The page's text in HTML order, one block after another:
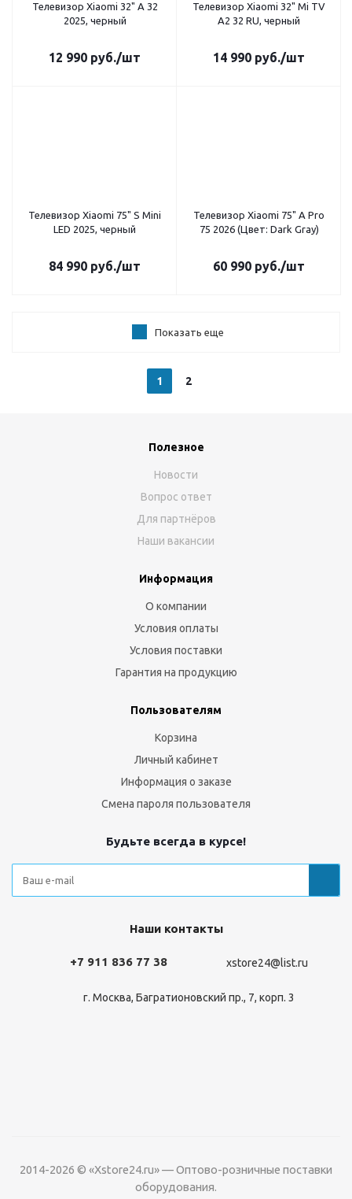
Телевизор Xiaomi 32" A 32
2025, черный
12 990 руб./шт
Телевизор Xiaomi 32" Mi TV
A2 32 RU, черный
14 990 руб./шт
Телевизор Xiaomi 75" S Mini
LED 2025, черный
84 990 руб./шт
Телевизор Xiaomi 75" A Pro
75 2026 (Цвет: Dark Gray)
60 990 руб./шт
Показать еще
1 2
Полезное
Новости
Вопрос ответ
Для партнёров
Наши вакансии
Информация
О компании
Условия оплаты
Условия поставки
Гарантия на продукцию
Пользователям
Корзина
Личный кабинет
Информация о заказе
Смена пароля пользователя
Будьте всегда в курсе!
Наши контакты
+7 911 836 77 38 xstore24@list.ru
г. Москва, Багратионовский пр., 7, корп. 3
2014-2026 © «Xstore24.ru» — Оптово-розничные поставки
оборудования.